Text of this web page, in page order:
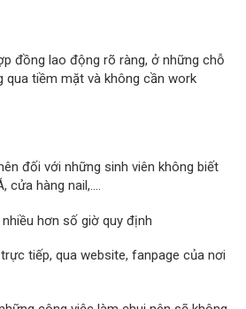
đồng lao động rõ ràng, ở những chỗ
tiềm mặt và không cần work
đối với những sinh viên không biết
cửa hàng nail,….
hơn số giờ quy định
tiếp, qua website, fanpage của nơi